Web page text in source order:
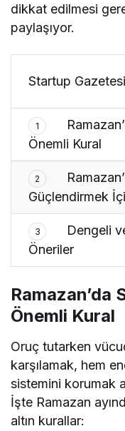
dikkat edilmesi
paylaşıyor.
Startup
1
Önemli Kural
2
Güçlendirmek
3
Dengeli
Öneriler
Ramazan’da
Önemli Kural
Oruç tutarken
karşılamak, hem
sistemini korumak
İşte Ramazan
altın kurallar: